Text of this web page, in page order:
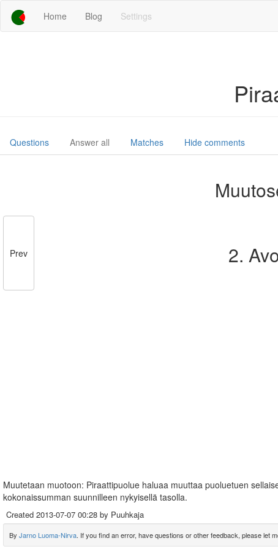
Home Blog Settings
Questions Answer all Matches Hide comments
Prev
2.
Muutetaan muotoon: Piraattipuolue haluaa muuttaa puoluetuen
kokonaissumman suunnilleen nykyisellä tasolla.
Created 2013-07-07 00:28 by Puuhkaja
By Jarno Luoma-Nirva. If you find an error, have questions or other feedback, please let